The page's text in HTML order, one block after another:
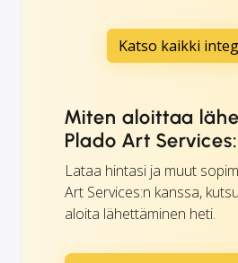
Katso kaikki
Miten aloittaa
Plado Art
Lataa hintasi ja muut
Art Services:n kanssa,
aloita lähettäminen heti.